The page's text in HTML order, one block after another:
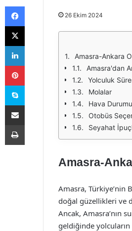
26 Ekim 2024
Amasra-Ankara
Amasra'dan
Yolculuk
Molalar
Hava
Otobüs
Seyahat
Amasra-
Amasra, Türkiye’nin
doğal güzellikleri ve
Ancak, Amasra’nın
geldiğinde
Facebook
X
LinkedIn
Pinterest
Skype
E-Posta ile paylaş